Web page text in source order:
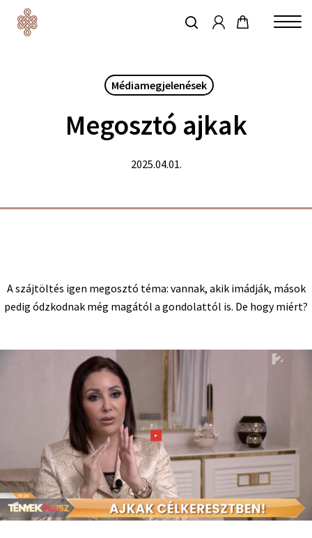
keresés
Médiamegjelenések
Megosztó ajkak
2025.04.01.
A szájtöltés igen megosztó téma: vannak, akik imádják, mások
pedig ódzkodnak még magától a gondolattól is. De hogy miért?